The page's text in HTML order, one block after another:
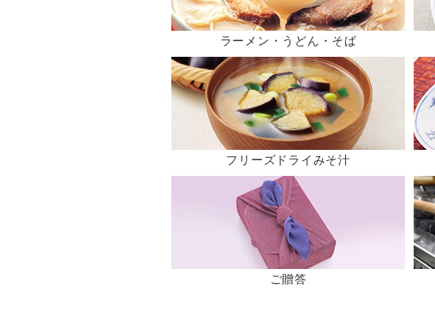
ラーメン・うどん・そば
フリーズドライみそ汁
ご贈答